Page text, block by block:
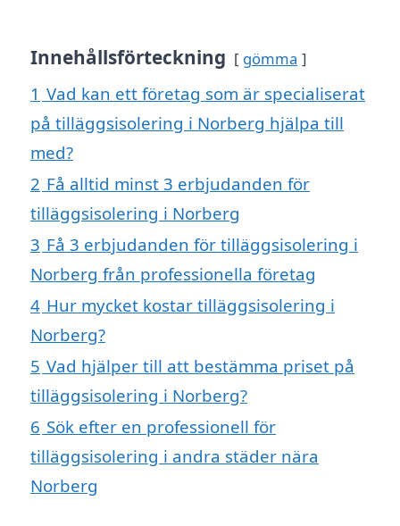
Innehållsförteckning gömma
1 Vad kan ett företag som är specialiserat
på tilläggsisolering i Norberg hjälpa till
med?
2 Få alltid minst 3 erbjudanden för
tilläggsisolering i Norberg
3 Få 3 erbjudanden för tilläggsisolering i
Norberg från professionella företag
4 Hur mycket kostar tilläggsisolering i
Norberg?
5 Vad hjälper till att bestämma priset på
tilläggsisolering i Norberg?
6 Sök efter en professionell för
tilläggsisolering i andra städer nära
Norberg